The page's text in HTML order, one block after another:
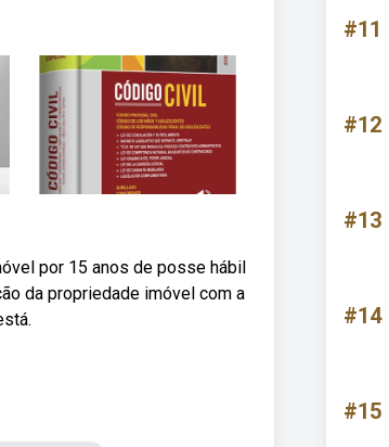
por 15 anos de posse hábil
da propriedade imóvel com a
#11
#12
#13
#14
#15